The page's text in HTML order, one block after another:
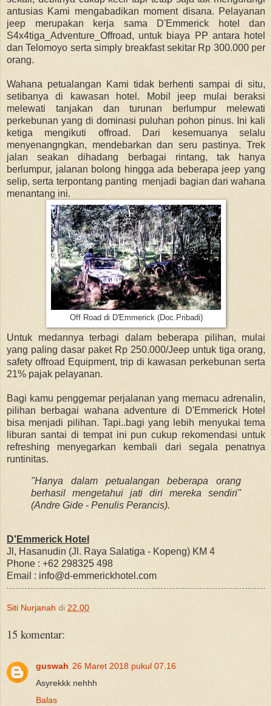
antusias Kami mengabadikan moment disana. Pelayanan
jeep merupakan kerja sama D'Emmerick hotel dan
S4x4tiga_Adventure_Offroad, untuk biaya PP antara hotel
dan Telomoyo serta simply breakfast sekitar Rp 300.000 per
orang.
Wahana petualangan Kami tidak berhenti sampai di situ,
setibanya di kawasan hotel. Mobil jeep mulai beraksi
melewati tanjakan dan turunan berlumpur melewati
perkebunan yang di dominasi puluhan pohon pinus. Ini kali
ketiga mengikuti offroad. Dari kesemuanya selalu
menyenangngkan, mendebarkan dan seru pastinya. Trek
jalan seakan dihadang berbagai rintang, tak hanya
berlumpur, jalanan bolong hingga ada beberapa jeep yang
selip, serta terpontang panting menjadi bagian dari wahana
menantang ini.
Off Road di D'Emmerick (Doc.Pribadi)
Untuk medannya terbagi dalam beberapa pilihan, mulai
yang paling dasar paket Rp 250.000/Jeep untuk tiga orang,
safety offroad Equipment, trip di kawasan perkebunan serta
21% pajak pelayanan.
Bagi kamu penggemar perjalanan yang memacu adrenalin,
pilihan berbagai wahana adventure di D'Emmerick Hotel
bisa menjadi pilihan. Tapi..bagi yang lebih menyukai tema
liburan santai di tempat ini pun cukup rekomendasi untuk
refreshing menyegarkan kembali dari segala penatnya
runtinitas.
"Hanya dalam petualangan beberapa orang
berhasil mengetahui jati diri mereka sendiri"
(Andre Gide - Penulis Perancis).
D'Emmerick Hotel
Jl, Hasanudin (Jl. Raya Salatiga - Kopeng) KM 4
Phone : +62 298325 498
Email : info@d-emmerickhotel.com
Siti Nurjanah di 22.00
15 komentar:
guswah 26 Maret 2018 pukul 07.16
Asyrekkk nehhh
Balas